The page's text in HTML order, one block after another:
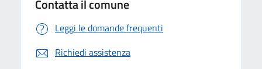
Contatta il comune
Leggi le domande frequenti
Richiedi assistenza